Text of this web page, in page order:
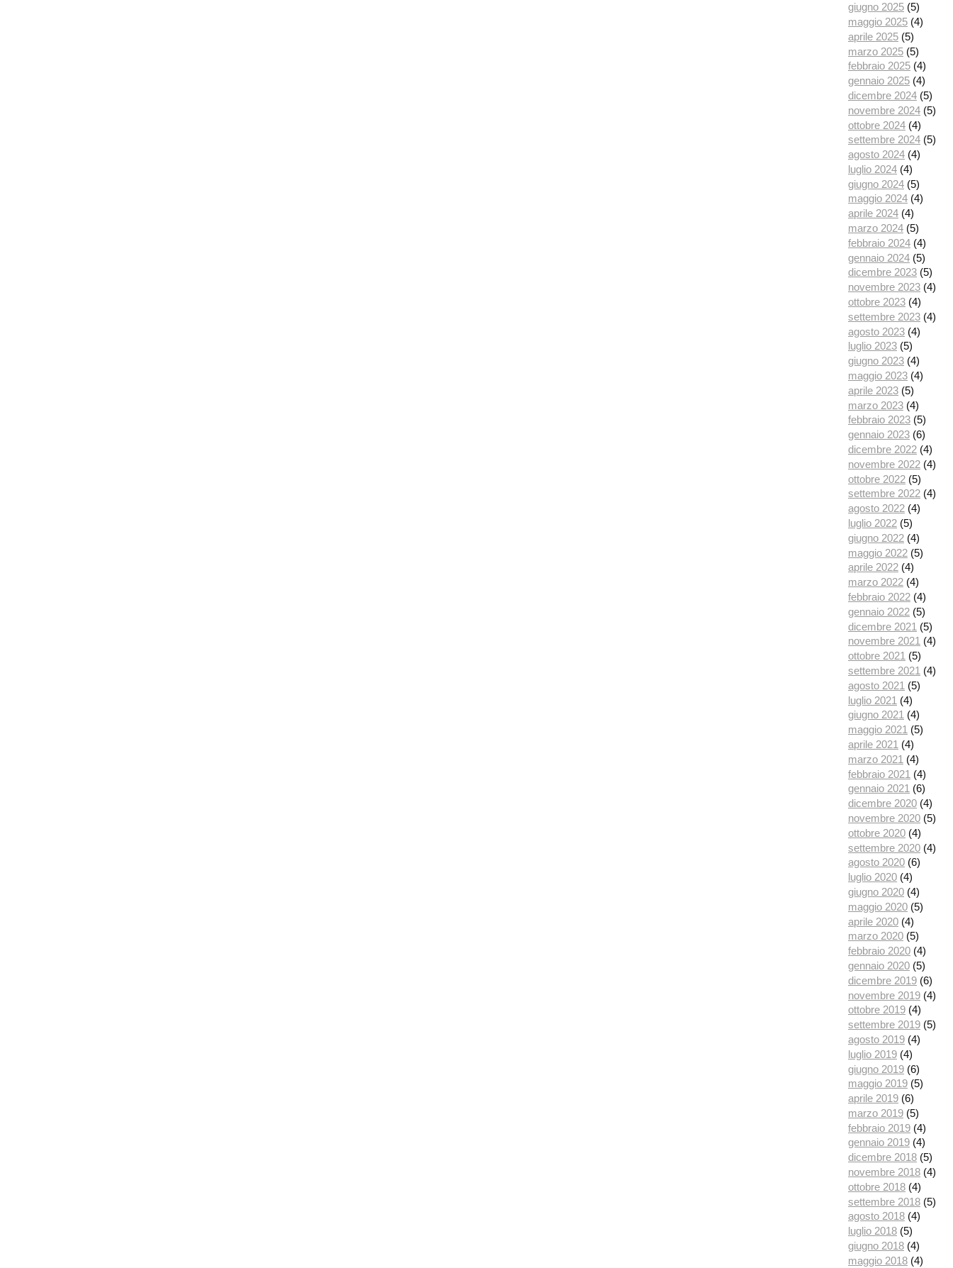
giugno 2025 (5)
maggio 2025 (4)
aprile 2025 (5)
marzo 2025 (5)
febbraio 2025 (4)
gennaio 2025 (4)
dicembre 2024 (5)
novembre 2024 (5)
ottobre 2024 (4)
settembre 2024 (5)
agosto 2024 (4)
luglio 2024 (4)
giugno 2024 (5)
maggio 2024 (4)
aprile 2024 (4)
marzo 2024 (5)
febbraio 2024 (4)
gennaio 2024 (5)
dicembre 2023 (5)
novembre 2023 (4)
ottobre 2023 (4)
settembre 2023 (4)
agosto 2023 (4)
luglio 2023 (5)
giugno 2023 (4)
maggio 2023 (4)
aprile 2023 (5)
marzo 2023 (4)
febbraio 2023 (5)
gennaio 2023 (6)
dicembre 2022 (4)
novembre 2022 (4)
ottobre 2022 (5)
settembre 2022 (4)
agosto 2022 (4)
luglio 2022 (5)
giugno 2022 (4)
maggio 2022 (5)
aprile 2022 (4)
marzo 2022 (4)
febbraio 2022 (4)
gennaio 2022 (5)
dicembre 2021 (5)
novembre 2021 (4)
ottobre 2021 (5)
settembre 2021 (4)
agosto 2021 (5)
luglio 2021 (4)
giugno 2021 (4)
maggio 2021 (5)
aprile 2021 (4)
marzo 2021 (4)
febbraio 2021 (4)
gennaio 2021 (6)
dicembre 2020 (4)
novembre 2020 (5)
ottobre 2020 (4)
settembre 2020 (4)
agosto 2020 (6)
luglio 2020 (4)
giugno 2020 (4)
maggio 2020 (5)
aprile 2020 (4)
marzo 2020 (5)
febbraio 2020 (4)
gennaio 2020 (5)
dicembre 2019 (6)
novembre 2019 (4)
ottobre 2019 (4)
settembre 2019 (5)
agosto 2019 (4)
luglio 2019 (4)
giugno 2019 (6)
maggio 2019 (5)
aprile 2019 (6)
marzo 2019 (5)
febbraio 2019 (4)
gennaio 2019 (4)
dicembre 2018 (5)
novembre 2018 (4)
ottobre 2018 (4)
settembre 2018 (5)
agosto 2018 (4)
luglio 2018 (5)
giugno 2018 (4)
maggio 2018 (4)